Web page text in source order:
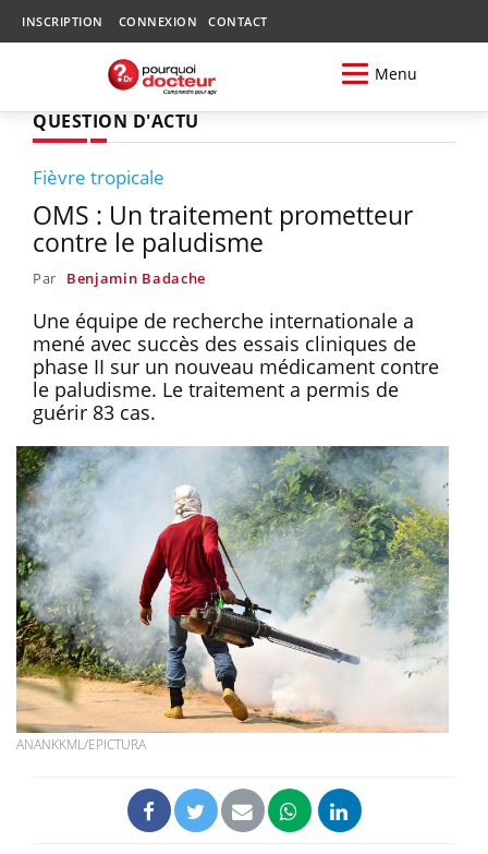
INSCRIPTION CONNEXION CONTACT
Menu
QUESTION D'ACTU
Fièvre tropicale
OMS : Un traitement prometteur
contre le paludisme
Par Benjamin Badache
Une équipe de recherche internationale a
mené avec succès des essais cliniques de
phase II sur un nouveau médicament contre
le paludisme. Le traitement a permis de
guérir 83 cas.
ANANKKML/EPICTURA